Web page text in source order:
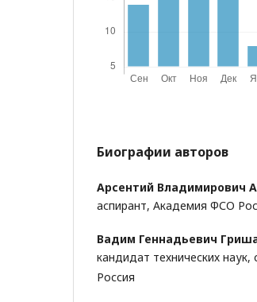
Биографии авторов
Арсентий Владимирович
аспирант, Академия ФСО
Вадим Геннадьевич
кандидат технических
Россия